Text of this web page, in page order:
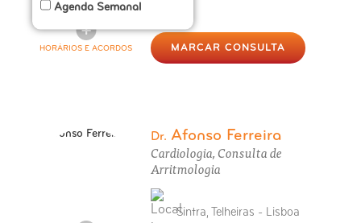
Agenda Semanal
HORÁRIOS E ACORDOS MARCAR CONSULTA
Dr. Afonso Ferreira
Cardiologia, Consulta de
Arritmologia
Sintra, Telheiras - Lisboa